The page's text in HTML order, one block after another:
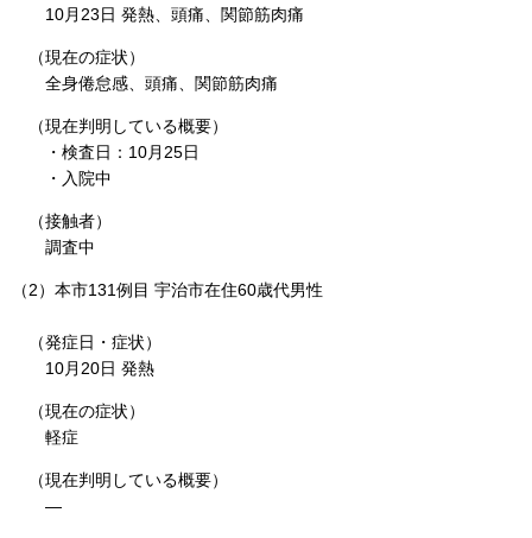
10月23日 発熱、頭痛、関節筋肉痛
（現在の症状）
全身倦怠感、頭痛、関節筋肉痛
（現在判明している概要）
・検査日：10月25日
・入院中
（接触者）
調査中
（2）本市131例目 宇治市在住60歳代男性
（発症日・症状）
10月20日 発熱
（現在の症状）
軽症
（現在判明している概要）
―